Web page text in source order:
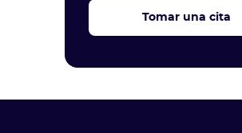
Tomar una cita